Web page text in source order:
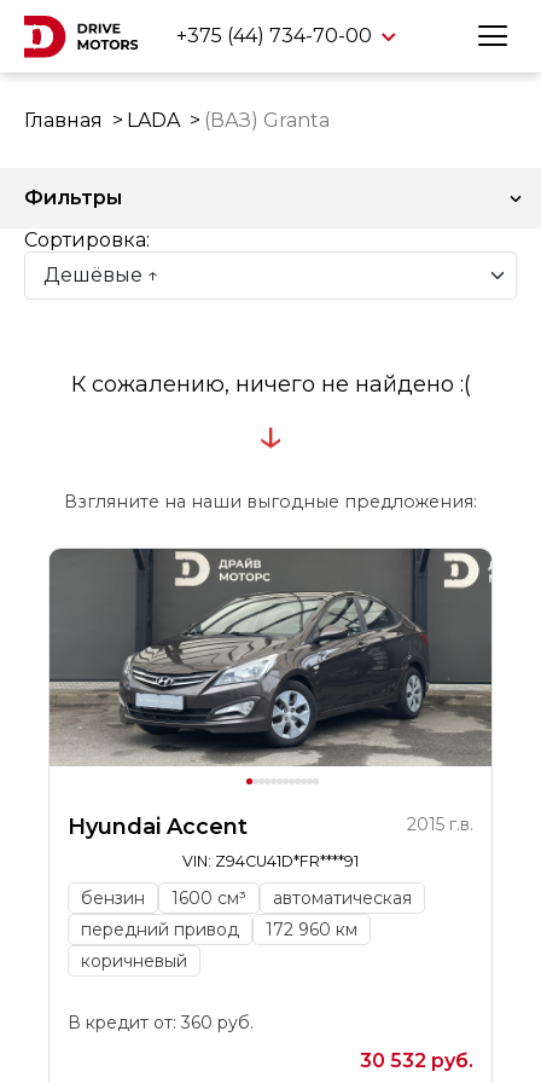
+375 (44) 734-70-00
Главная LADA (ВАЗ) Granta
Фильтры
Сортировка:
К сожалению, ничего не найдено :(
↓
Взгляните на наши выгодные предложения:
Hyundai Accent 2015 г.в.
VIN: Z94CU41D*FR****91
бензин 1600 см³
автоматическая
передний привод
172 960 км
коричневый
В кредит от: 360 руб.
30 532 руб.